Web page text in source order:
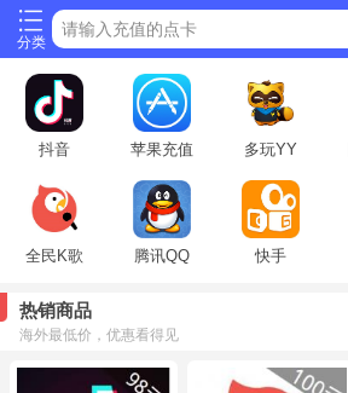
分类
请输入充值的点卡
抖音 苹果充值 多玩YY
全民K歌 腾讯QQ 快手
热销商品
海外最低价，优惠看得见